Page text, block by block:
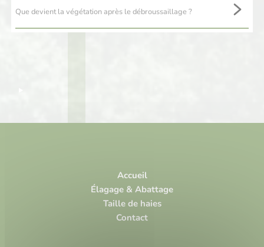
terrains, qu’ils soient particuliers, agricoles ou professionnels.
Que devient la végétation après le débroussaillage ?
Accueil
Élagage & Abattage
Taille de haies
Contact